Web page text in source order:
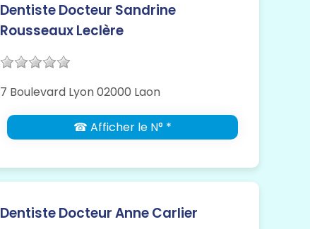
Dentiste Docteur Sandrine
Rousseaux Leclère
7 Boulevard Lyon 02000 Laon
☎ Afficher le N° *
Dentiste Docteur Anne Carlier